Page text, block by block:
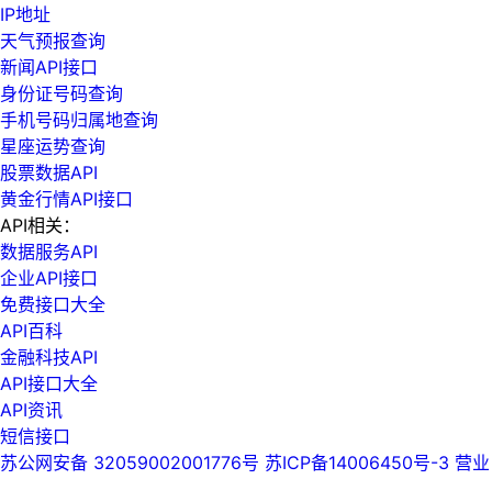
IP地址
天气预报查询
新闻API接口
身份证号码查询
手机号码归属地查询
星座运势查询
股票数据API
黄金行情API接口
API相关：
数据服务API
企业API接口
免费接口大全
API百科
金融科技API
API接口大全
API资讯
短信接口
苏公网安备 32059002001776号 苏ICP备14006450号-3 营业